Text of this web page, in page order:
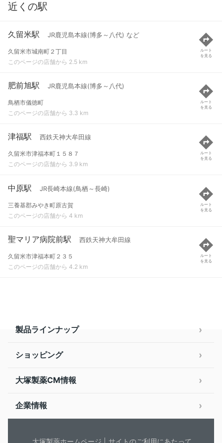
近くの駅
久留米駅 JR鹿児島本線(博多～八代) など
久留米市城南町２丁目
このページの店舗から 2.5 km
ルート
を見る
肥前旭駅 JR鹿児島本線(博多～八代)
鳥栖市儀徳町
このページの店舗から 3.3 km
ルート
を見る
津福駅 西鉄天神大牟田線
久留米市津福本町１５８７
このページの店舗から 3.9 km
ルート
を見る
中原駅 JR長崎本線(鳥栖～長崎)
三養基郡みやき町原古賀
このページの店舗から 4 km
ルート
を見る
聖マリア病院前駅 西鉄天神大牟田線
久留米市津福本町２３５
このページの店舗から 4.2 km
ルート
を見る
製品ラインナップ
ショッピング
大塚製薬CM情報
企業情報